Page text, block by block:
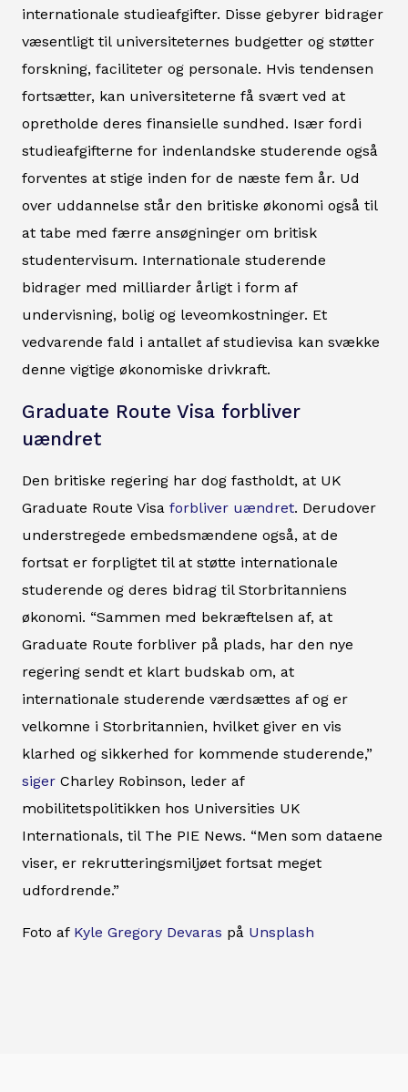
internationale studieafgifter. Disse gebyrer bidrager
væsentligt til universiteternes budgetter og støtter
forskning, faciliteter og personale. Hvis tendensen
fortsætter, kan universiteterne få svært ved at
opretholde deres finansielle sundhed. Især fordi
studieafgifterne for indenlandske studerende også
forventes at stige inden for de næste fem år. Ud
over uddannelse står den britiske økonomi også til
at tabe med færre ansøgninger om britisk
studentervisum. Internationale studerende
bidrager med milliarder årligt i form af
undervisning, bolig og leveomkostninger. Et
vedvarende fald i antallet af studievisa kan svække
denne vigtige økonomiske drivkraft.
Graduate Route Visa forbliver
uændret
Den britiske regering har dog fastholdt, at UK
Graduate Route Visa forbliver uændret. Derudover
understregede embedsmændene også, at de
fortsat er forpligtet til at støtte internationale
studerende og deres bidrag til Storbritanniens
økonomi. “Sammen med bekræftelsen af, at
Graduate Route forbliver på plads, har den nye
regering sendt et klart budskab om, at
internationale studerende værdsættes af og er
velkomne i Storbritannien, hvilket giver en vis
klarhed og sikkerhed for kommende studerende,”
siger Charley Robinson, leder af
mobilitetspolitikken hos Universities UK
Internationals, til The PIE News. “Men som dataene
viser, er rekrutteringsmiljøet fortsat meget
udfordrende.”
Foto af Kyle Gregory Devaras på Unsplash